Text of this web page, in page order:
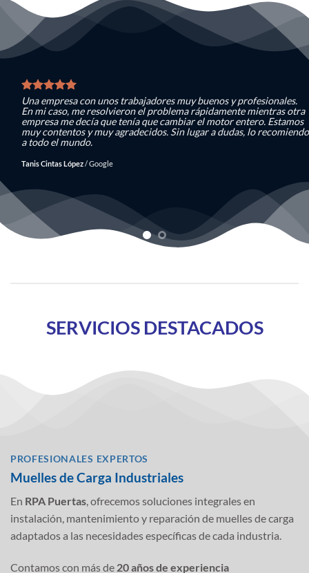
Una empresa con unos trabajadores muy buenos y profesionales.
En mi caso, me resolvieron el problema rápidamente mientras otra
empresa me decía que tenía que cambiar el motor entero. Estamos
muy contentos y muy agradecidos. Sin lugar a dudas, lo recomiendo
a todo el mundo.
Tanis Cintas López/Google
SERVICIOS DESTACADOS
PROFESIONALES EXPERTOS
Muelles de Carga Industriales
En RPA Puertas, ofrecemos soluciones integrales en
instalación, mantenimiento y reparación de muelles de carga
adaptados a las necesidades específicas de cada industria.
Contamos con más de 20 años de experiencia